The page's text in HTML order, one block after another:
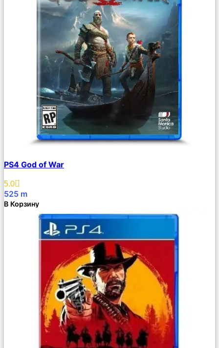
Описание
Избранное
PS4 God of War
5.0
525 m
В Корзину